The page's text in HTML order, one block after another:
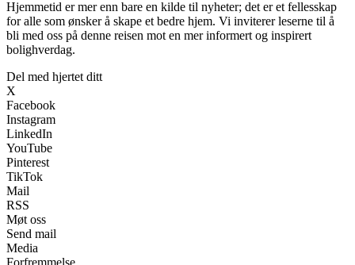
Hjemmetid er mer enn bare en kilde til nyheter; det er et fellesskap
for alle som ønsker å skape et bedre hjem. Vi inviterer leserne til å
bli med oss på denne reisen mot en mer informert og inspirert
bolighverdag.
Del med hjertet ditt
X
Facebook
Instagram
LinkedIn
YouTube
Pinterest
TikTok
Mail
RSS
Møt oss
Send mail
Media